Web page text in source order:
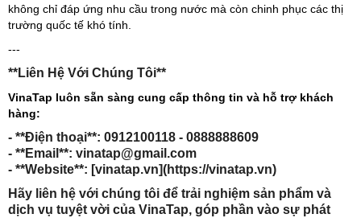
không chỉ đáp ứng nhu cầu trong nước mà còn chinh phục các thị
trường quốc tế khó tính.
---
**Liên Hệ Với Chúng Tôi**
VinaTap luôn sẵn sàng cung cấp thông tin và hỗ trợ khách
hàng:
- **Điện thoại**: 0912100118 - 0888888609
- **Email**: vinatap@gmail.com
- **Website**: [vinatap.vn](https://vinatap.vn)
Hãy liên hệ với chúng tôi để trải nghiệm sản phẩm và
dịch vụ tuyệt vời của VinaTap, góp phần vào sự phát